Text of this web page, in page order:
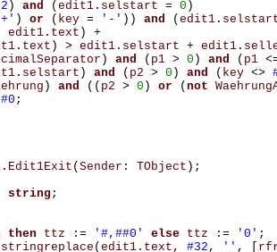
) and ( edit1 . selstart = 0 )
) or ( key = '-' )) and ( edit1 .
edit1 . text )
+
. text ) > edit1 . selstart + edit1 .
) and ( p1 > 0 ) and ( p1
. selstart ) and ( p2 > 0 ) and ( key <>
) and (( p2 > 0 ) or ( not
#0 ;
. Edit1Exit ( Sender : TObject );
string ;
then ttz := '#,##0' else ttz := '0' ;
stringreplace ( edit1 . text , #32 , '' ,